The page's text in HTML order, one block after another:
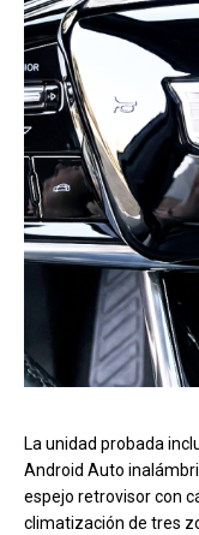
La unidad probada
Android Auto
espejo retrovisor con
climatización de tres